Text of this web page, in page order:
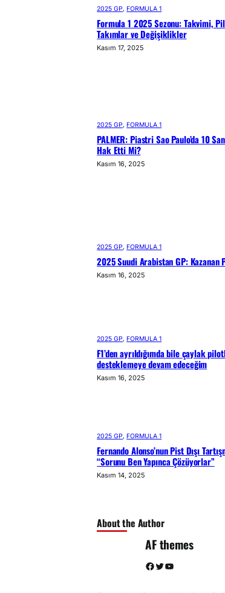
2025 GP, FORMULA 1
Formula 1 2025 Sezonu: Takvimi,
Takımlar ve Değişiklikler
Kasım 17, 2025
2025 GP, FORMULA 1
PALMER: Piastri Sao Paulo’da 10
Hak Etti Mi?
Kasım 16, 2025
2025 GP, FORMULA 1
2025 Suudi Arabistan GP: Kazanan
Kasım 16, 2025
2025 GP, FORMULA 1
F1’den ayrıldığımda bile çaylak
desteklemeye devam edeceğim
Kasım 16, 2025
2025 GP, FORMULA 1
Fernando Alonso’nun Pist Dışı
“Sorunu Ben Yapınca Çözüyorlar”
Kasım 14, 2025
About the Author
AF themes
Facebook Twitter YouTube